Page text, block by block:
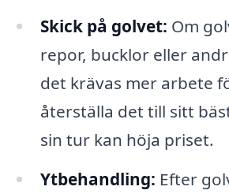
Skick på golvet: Om
repor, bucklor eller
det krävas mer arbete
återställa det till sitt
sin tur kan höja priset.
Ytbehandling: Efter